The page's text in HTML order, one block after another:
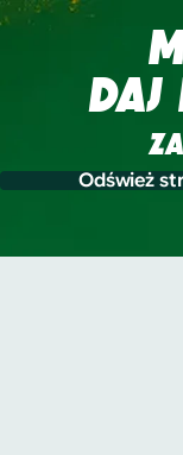
DAJ
Odśwież